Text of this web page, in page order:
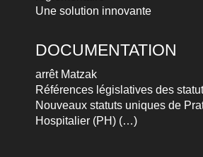
Une solution innovante
DOCUMENTATION
arrêt Matzak
Références législatives des
Nouveaux statuts uniques de
Hospitalier (PH) (…)